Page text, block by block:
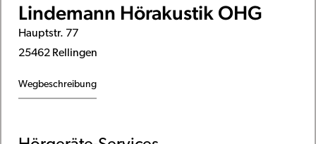
Lindemann Hörakustik OHG
Hauptstr. 77
25462 Rellingen
Wegbeschreibung